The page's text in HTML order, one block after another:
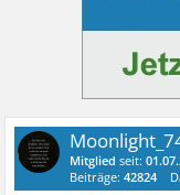
Mitglied seit:
Beiträge:42824